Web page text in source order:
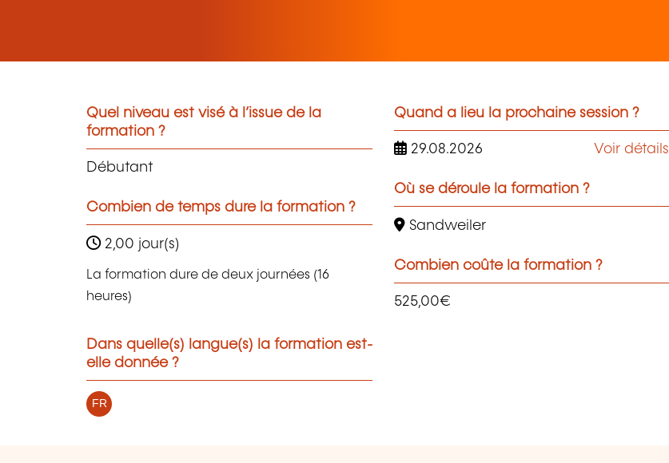
Quel niveau est visé à l’issue de la
formation ?
Débutant
Combien de temps dure la formation ?
2,00 jour(s)
La formation dure de deux journées (16
heures)
Dans quelle(s) langue(s) la formation est-
elle donnée ?
FR
Quand a lieu la prochaine session ?
29.08.2026 Voir détails
Où se déroule la formation ?
Sandweiler
Combien coûte la formation ?
525,00€